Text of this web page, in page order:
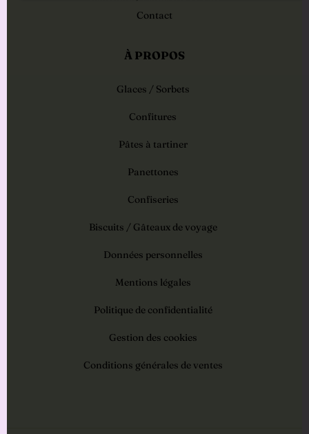
Contact
À PROPOS
Glaces / Sorbets
Confitures
Pâtes à tartiner
Panettones
Confiseries
Biscuits / Gâteaux de voyage
Données personnelles
Mentions légales
Politique de confidentialité
Gestion des cookies
Conditions générales de ventes